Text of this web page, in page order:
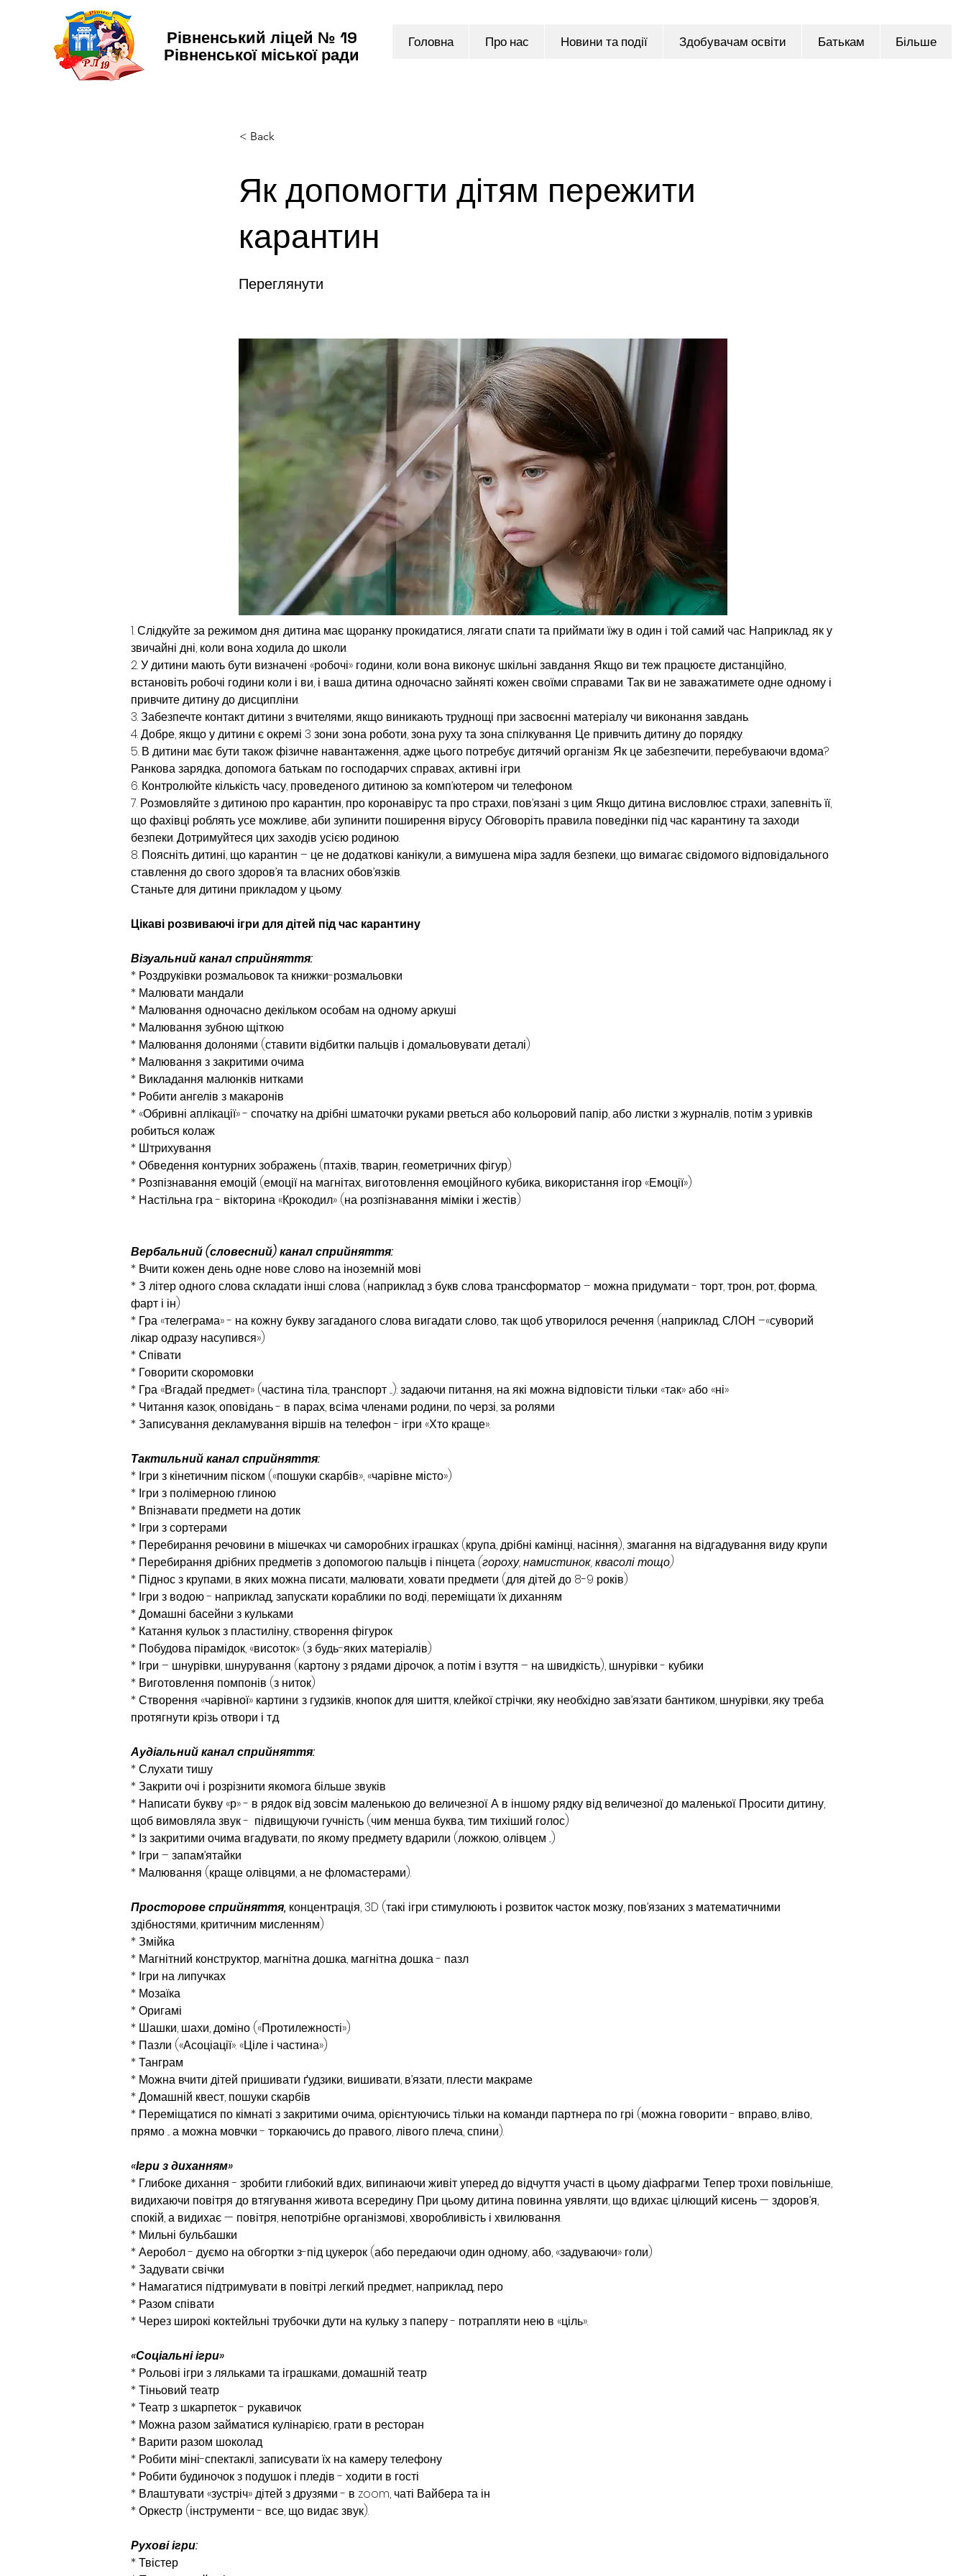
Головна Про нас Новини та події Здобувачам освіти Батькам Більше
Рівненський ліцей № 19
Рівненської міської ради
< Back
Як допомогти дітям пережити
карантин
Переглянути
1. Слідкуйте за режимом дня: дитина має щоранку прокидатися, лягати спати та приймати їжу в один і той самий час. Наприклад, як у
звичайні дні, коли вона ходила до школи.
2. У дитини мають бути визначені «робочі» години, коли вона виконує шкільні завдання. Якщо ви теж працюєте дистанційно,
встановіть робочі години коли і ви, і ваша дитина одночасно зайняті кожен своїми справами. Так ви не заважатимете одне одному і
привчите дитину до дисципліни.
3. Забезпечте контакт дитини з вчителями, якщо виникають труднощі при засвоєнні матеріалу чи виконання завдань.
4. Добре, якщо у дитини є окремі 3 зони: зона роботи, зона руху та зона спілкування. Це привчить дитину до порядку.
5. В дитини має бути також фізичне навантаження, адже цього потребує дитячий організм. Як це забезпечити, перебуваючи вдома?
Ранкова зарядка, допомога батькам по господарчих справах, активні ігри.
6. Контролюйте кількість часу, проведеного дитиною за комп’ютером чи телефоном.
7. Розмовляйте з дитиною про карантин, про коронавірус та про страхи, пов’язані з цим. Якщо дитина висловлює страхи, запевніть її,
що фахівці роблять усе можливе, аби зупинити поширення вірусу. Обговоріть правила поведінки під час карантину та заходи
безпеки. Дотримуйтеся цих заходів усією родиною.
8. Поясніть дитині, що карантин – це не додаткові канікули, а вимушена міра задля безпеки, що вимагає свідомого відповідального
ставлення до свого здоров’я та власних обов’язків.
Станьте для дитини прикладом у цьому.
Цікаві розвиваючі ігри для дітей під час карантину
Візуальний канал сприйняття:
* Роздруківки розмальовок та книжки-розмальовки
* Малювати мандали
* Малювання одночасно декільком особам на одному аркуші
* Малювання зубною щіткою
* Малювання долонями (ставити відбитки пальців і домальовувати деталі)
* Малювання з закритими очима
* Викладання малюнків нитками
* Робити ангелів з макаронів
* «Обривні аплікації» - спочатку на дрібні шматочки руками рветься або кольоровий папір, або листки з журналів, потім з уривків
робиться колаж
* Штрихування
* Об­ведення контурних зображень (птахів, тварин, геометрич­них фігур)
* Розпізнавання емоцій (емоції на магнітах, виготовлення емоційного кубика, використання ігор «Емоції»)
* Настільна гра - вікторина «Крокодил» (на розпізнавання міміки і жестів)
Вербальний (словесний) канал сприйняття:
* Вчити кожен день одне нове слово на іноземній мові
* З літер одного слова складати інші слова (наприклад з букв слова трансформатор – можна придумати - торт, трон, рот, форма,
фарт і ін)
* Гра «телеграма» - на кожну букву загаданого слова вигадати слово, так щоб утворилося речення (наприклад, СЛОН –«суворий
лікар одразу насупився»)
* Співати
* Говорити скоромовки
* Гра «Вгадай предмет» (частина тіла, транспорт ....): задаючи питання, на які можна відповісти тільки «так» або «ні»
* Читання казок, оповідань - в парах, всіма членами родини, по черзі, за ролями
* Записування декламування віршів на телефон - ігри «Хто краще».
Тактильний канал сприйняття:
* Ігри з кінетичним піском («пошуки скарбів», «чарівне місто»)
* Ігри з полімерною глиною
* Впізнавати предмети на дотик
* Ігри з сортерами
* Перебирання речовини в мішечках чи саморобних іграшках (крупа, дрібні камінці, насіння), змагання на відгадування виду крупи
* Пере­бирання дрібних предметів з допомогою пальців і пінцета (гороху, намистинок, квасолі тощо)
* Піднос з крупами, в яких можна писати, малювати, ховати предмети (для дітей до 8-9 років)
* Ігри з водою - наприклад, запускати кораблики по воді, переміщати їх диханням
* Домашні басейни з кульками
* Катання кульок з пластиліну, створення фігурок
* Побудова пірамідок, «висоток» (з будь-яких матеріалів)
* Ігри – шнурівки, шнурування (картону з рядами дірочок, а потім і взуття – на швидкість), шнурівки - кубики
* Виготовлення помпонів (з ниток)
* Створення «чарівної» картини: з гудзиків, кнопок для шиття, клейкої стрічки, яку необхідно зав’язати бантиком, шнурівки, яку треба
протягнути крізь от­вори і т.д.
Аудіальний канал сприйняття:
* Слухати тишу
* Закрити очі і розрізнити якомога більше звуків
* Написати букву «р» - в рядок від зовсім маленькою до величезної. А в іншому рядку від величезної до маленької. Просити дитину,
щоб вимовляла звук -  підвищуючи гучність (чим менша буква, тим тихіший голос)
* Із закритими очима вгадувати, по якому предмету вдарили (ложкою, олівцем ...)
* Ігри – запам’ятайки
* Малювання (краще олівцями, а не фломастерами).
Просторове сприйняття, концентрація, 3D (такі ігри стимулюють і розвиток часток мозку, пов’язаних з математичними
здібностями, критичним мисленням)
* Змійка
* Магнітний конструктор, магнітна дошка, магнітна дошка - пазл
* Ігри на липучках
* Мозаїка
* Оригамі
* Шашки, шахи, доміно («Протилежності»)
* Пазли («Асоціації». «Ціле і частина»)
* Танграм
* Можна вчити дітей пришивати ґудзики, вишивати, в’язати, плести макраме
* Домашній квест, пошуки скарбів
* Переміщатися по кімнаті з закритими очима, орієнтуючись тільки на команди партнера по грі (можна говорити - вправо, вліво,
прямо ... а можна мовчки - торкаючись до правого, лівого плеча, спини).
«Ігри з диханням»
* Глибоке дихання - зробити глибокий вдих, випинаючи живіт уперед до відчуття участі в цьому діафрагми. Тепер трохи повільніше,
видихаючи повітря до втягування живота всередину. При цьому дитина повинна уявляти, що вдихає цілющий кисень — здоров’я,
спокій, а видихає — повітря, непотрібне організмові, хворобливість і хвилювання.
* Мильні бульбашки
* Аеробол - дуємо на обгортки з-під цукерок (або передаючи один одному, або, «задуваючи» голи)
* Задувати свічки
* Намагатися підтримувати в повітрі легкий предмет, наприклад, перо
* Разом співати
* Через широкі коктейльні трубочки дути на кульку з паперу - потрапляти нею в «ціль».
«Соціальні ігри»
* Рольові ігри з ляльками та іграшками, домашній театр
* Тіньовий театр
* Театр з шкарпеток - рукавичок
* Можна разом займатися кулінарією, грати в ресторан
* Варити разом шоколад
* Робити міні-спектаклі, записувати їх на камеру телефону
* Робити будиночок з подушок і пледів - ходити в гості
* Влаштувати «зустріч» дітей з друзями - в zoom, чаті Вайбера та ін
* Оркестр (інструменти - все, що видає звук).
Рухові ігри:
* Твістер